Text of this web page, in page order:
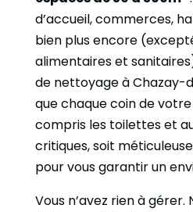
d’accueil, commerces,
bien plus encore
alimentaires et
de nettoyage à Chazay-
que chaque coin de
compris les toilettes et
critiques, soit
pour vous garantir un
Vous n’avez rien à gérer.